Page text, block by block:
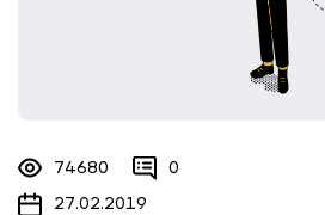
74680 0
27.02.2019